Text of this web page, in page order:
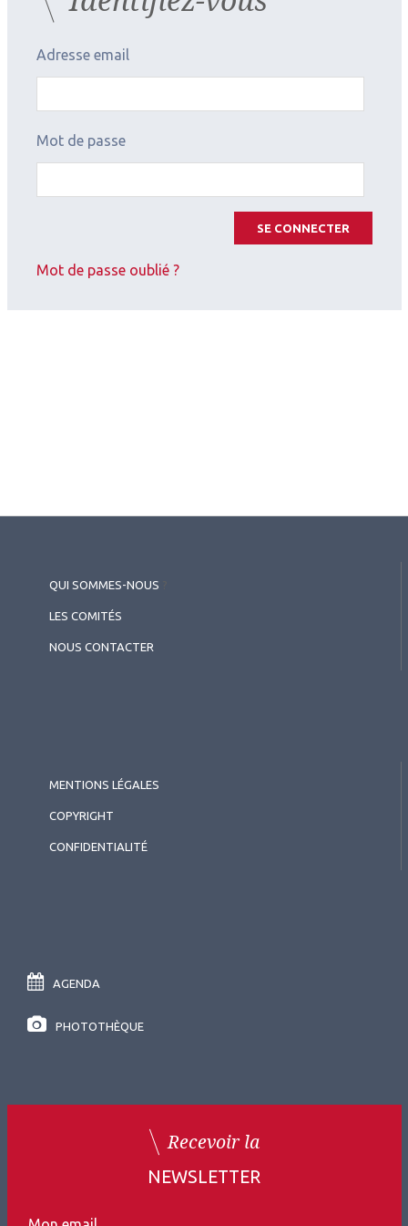
Adresse email
Mot de passe
SE CONNECTER
Mot de passe oublié ?
QUI SOMMES-NOUS
LES COMITÉS
NOUS CONTACTER
MENTIONS LÉGALES
COPYRIGHT
CONFIDENTIALITÉ
AGENDA
PHOTOTHÈQUE
Recevoir la
NEWSLETTER